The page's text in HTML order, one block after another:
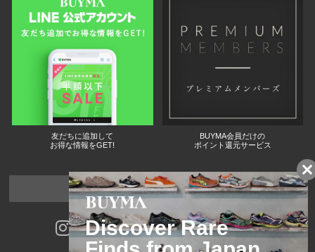
友だちに追加して
お得な情報をGET!
BUYMA会員だけの
ポイント還元サービス
ページトップへ